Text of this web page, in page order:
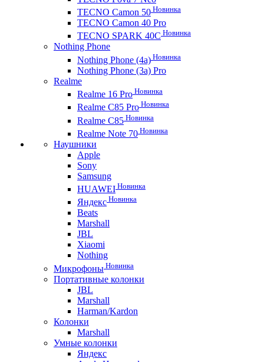
TECNO Camon 50 Новинка
TECNO Camon 40 Pro
TECNO SPARK 40C Новинка
Nothing Phone
Nothing Phone (4a) Новинка
Nothing Phone (3a) Pro
Realme
Realme 16 Pro Новинка
Realme C85 Pro Новинка
Realme C85 Новинка
Realme Note 70 Новинка
Наушники
Apple
Sony
Samsung
HUAWEI Новинка
Яндекс Новинка
Beats
Marshall
JBL
Xiaomi
Nothing
Микрофоны Новинка
Портативные колонки
JBL
Marshall
Harman/Kardon
Колонки
Marshall
Умные колонки
Яндекс